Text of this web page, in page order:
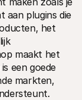
aan plugins die
het
maakt het
een goede
markten,